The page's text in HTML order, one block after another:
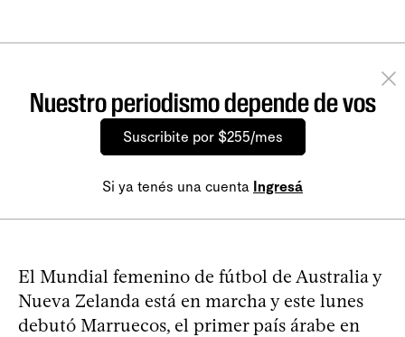
Nuestro periodismo depende de vos
Suscribite por $255/mes
Si ya tenés una cuenta Ingresá
El Mundial femenino de fútbol de Australia y
Nueva Zelanda está en marcha y este lunes
debutó Marruecos, el primer país árabe en